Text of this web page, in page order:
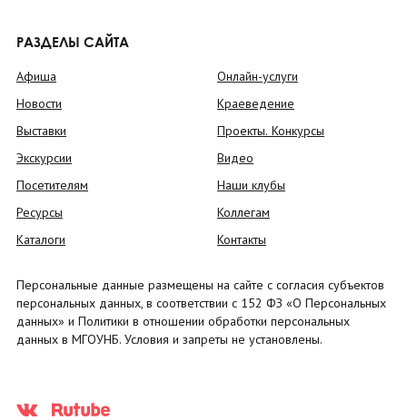
РАЗДЕЛЫ САЙТА
Афиша
Новости
Выставки
Экскурсии
Посетителям
Ресурсы
Каталоги
Онлайн-услуги
Краеведение
Проекты. Конкурсы
Видео
Наши клубы
Коллегам
Контакты
Персональные данные размещены на сайте с согласия субъектов
персональных данных, в соответствии с 152 ФЗ «О Персональных
данных» и Политики в отношении обработки персональных
данных в МГОУНБ. Условия и запреты не установлены.